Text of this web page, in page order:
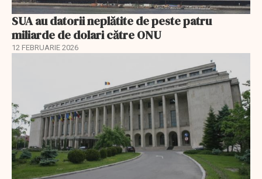
SUA au datorii neplătite de peste patru
miliarde de dolari către ONU
12 FEBRUARIE 2026